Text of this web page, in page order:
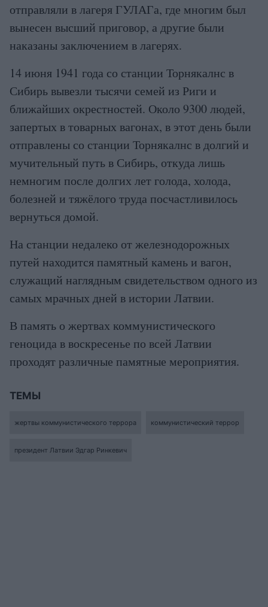
отправляли в лагеря ГУЛАГа, где многим был
вынесен высший приговор, а другие были
наказаны заключением в лагерях.
14 июня 1941 года со станции Торнякалнс в
Сибирь вывезли тысячи семей из Риги и
ближайших окрестностей. Около 9300 людей,
запертых в товарных вагонах, в этот день были
отправлены со станции Торнякалнс в долгий и
мучительный путь в Сибирь, откуда лишь
немногим после долгих лет голода, холода,
болезней и тяжёлого труда посчастливилось
вернуться домой.
На станции недалеко от железнодорожных
путей находится памятный камень и вагон,
служащий наглядным свидетельством одного из
самых мрачных дней в истории Латвии.
В память о жертвах коммунистического
геноцида в воскресенье по всей Латвии
проходят различные памятные мероприятия.
ТЕМЫ
жертвы коммунистического террора коммунистический террор
президент Латвии Эдгар Ринкевич